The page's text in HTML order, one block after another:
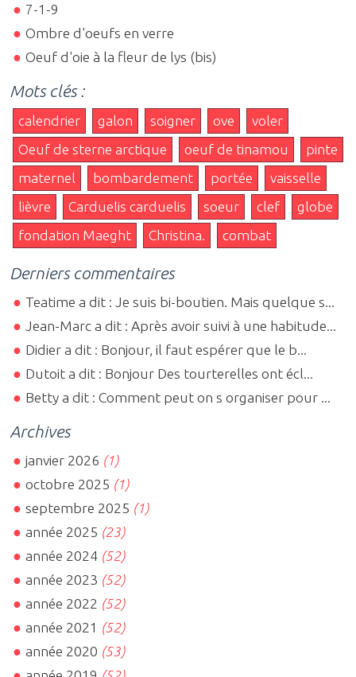
7-1-9
Ombre d'oeufs en verre
Oeuf d'oie à la fleur de lys (bis)
Mots clés :
calendrier galon soigner ove
voler
Oeuf de sterne arctique
oeuf de tinamou
pinte
maternel
bombardement portée
vaisselle
lièvre
Carduelis carduelis soeur clef
globe
fondation Maeght
Christina. combat
Derniers commentaires
Teatime a dit : Je suis bi-boutien. Mais quelque s...
Jean-Marc a dit : Après avoir suivi à une habitude...
Didier a dit : Bonjour, il faut espérer que le b...
Dutoit a dit : Bonjour Des tourterelles ont écl...
Betty a dit : Comment peut on s organiser pour ...
Archives
janvier 2026 (1)
octobre 2025 (1)
septembre 2025 (1)
année 2025 (23)
année 2024 (52)
année 2023 (52)
année 2022 (52)
année 2021 (52)
année 2020 (53)